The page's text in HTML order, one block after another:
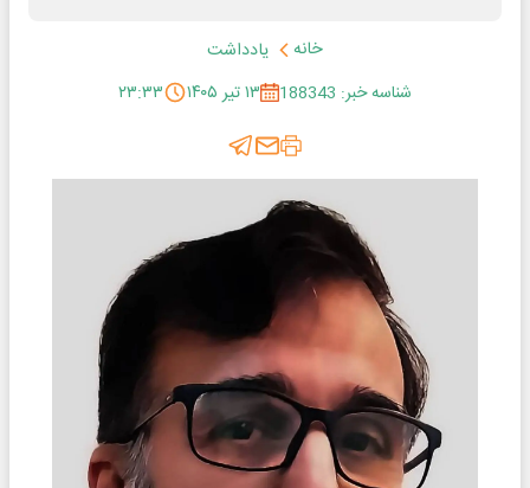
خانه
یادداشت
شناسه خبر: 188343
۱۳ تیر ۱۴۰۵ ۲۳:۳۳